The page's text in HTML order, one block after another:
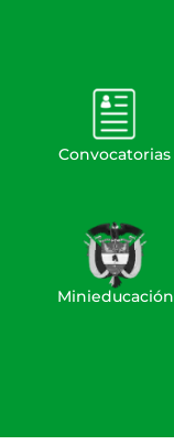
Convocatorias
Minieducación